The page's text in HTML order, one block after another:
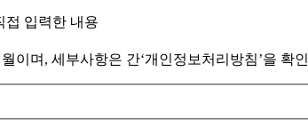
접 입력한 내용
이며, 세부사항은 간‘개인정보처리방침’을 확인